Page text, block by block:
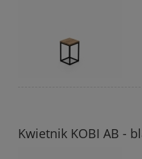
Kwietnik KOBI AB -